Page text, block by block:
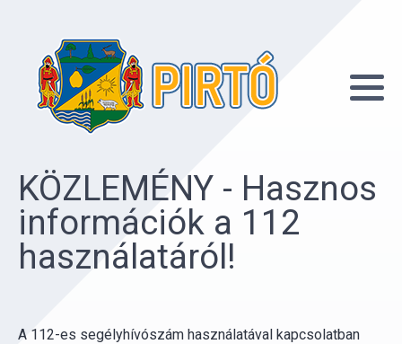
KÖZLEMÉNY - Hasznos
információk a 112
használatáról!
A 112-es segélyhívószám használatával kapcsolatban